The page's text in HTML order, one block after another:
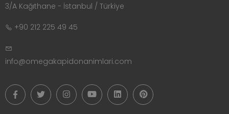
3/A Kağıthane - İstanbul / Türkiye
+90 212 225 49 45
info@omegakapidonanimlari.com